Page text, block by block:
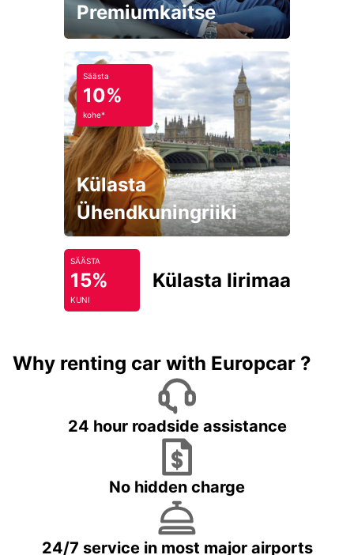
Premiumkaitse
Säästa
10%
kohe*
Külasta
Ühendkuningriiki
SÄÄSTA
15%
KUNI
Külasta Iirimaad
Why renting car with Europcar ?
24 hour roadside assistance
No hidden charge
24/7 service in most major airports